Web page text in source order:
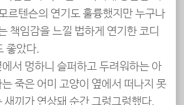
르텐슨의 연기도 훌륭했지만 누구나
책임감을 느낄 법하게 연기한 코디
좋았다.
서 멍하니 슬퍼하고 두려워하는 아
죽은 어미 고양이 옆에서 떠나지 못
새끼가 연상돼 순간 그렁그렁했다.